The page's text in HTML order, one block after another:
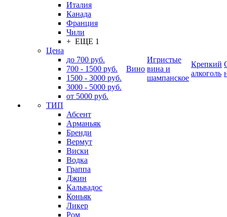
Италия
Канада
Франция
Чили
+ ЕЩЕ 1
Цена
до 700 руб.
700 - 1500 руб.
1500 - 3000 руб.
3000 - 5000 руб.
от 5000 руб.
ТИП
Абсент
Арманьяк
Бренди
Вермут
Виски
Водка
Граппа
Джин
Кальвадос
Коньяк
Ликер
Ром
Вино
Игристые
вина и
шампанское
Крепкий
алкоголь